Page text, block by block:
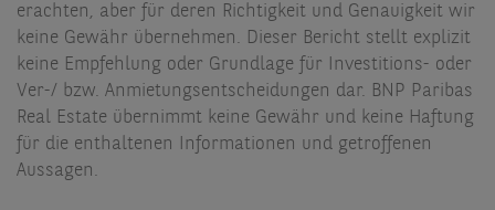
erachten, aber für deren Richtigkeit und Genauigkeit wir
keine Gewähr übernehmen. Dieser Bericht stellt explizit
keine Empfehlung oder Grundlage für Investitions- oder
Ver-/ bzw. Anmietungsentscheidungen dar. BNP Paribas
Real Estate übernimmt keine Gewähr und keine Haftung
für die enthaltenen Informationen und getroffenen
Aussagen.